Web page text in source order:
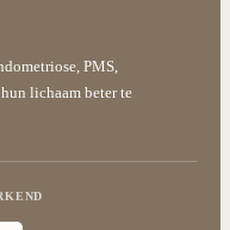
PMS,
lichaam beter te